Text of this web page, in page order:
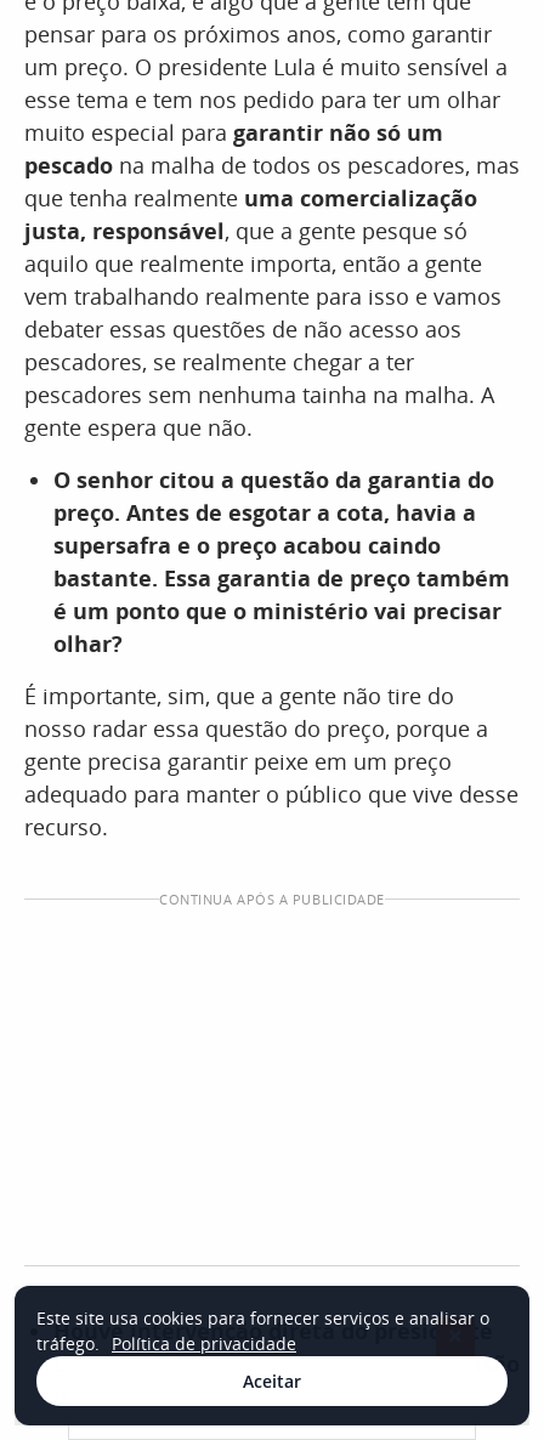
pensar para os próximos anos, como garantir
um preço. O presidente Lula é muito sensível a
esse tema e tem nos pedido para ter um olhar
muito especial para garantir não só um
pescado na malha de todos os pescadores, mas
que tenha realmente uma comercialização
justa, responsável, que a gente pesque só
aquilo que realmente importa, então a gente
vem trabalhando realmente para isso e vamos
debater essas questões de não acesso aos
pescadores, se realmente chegar a ter
pescadores sem nenhuma tainha na malha. A
gente espera que não.
O senhor citou a questão da garantia do
preço. Antes de esgotar a cota, havia a
supersafra e o preço acabou caindo
bastante. Essa garantia de preço também
é um ponto que o ministério vai precisar
olhar?
É importante, sim, que a gente não tire do
nosso radar essa questão do preço, porque a
gente precisa garantir peixe em um preço
adequado para manter o público que vive desse
recurso.
CONTINUA APÓS A PUBLICIDADE
Houve intervenção direta do presidente
Lula na definição da cota ou nessa decisão
de ampliação de agora?
Este site usa cookies para fornecer serviços e analisar o
tráfego.
Política de privacidade
Aceitar